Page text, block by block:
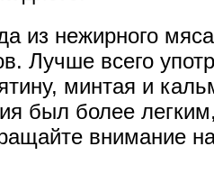
из нежирного
Лучше всего
минтая и
был более
внимание